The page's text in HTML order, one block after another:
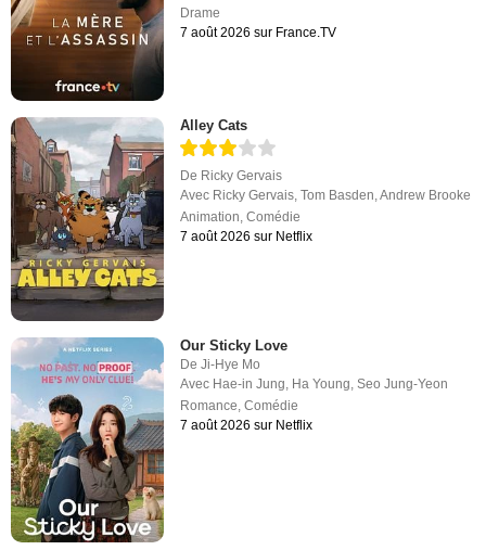
Drame
7 août 2026 sur France.TV
Alley Cats
De Ricky Gervais
Avec Ricky Gervais,Tom Basden,Andrew Brooke
Animation,Comédie
7 août 2026 sur Netflix
Our Sticky Love
DeJi-Hye Mo
Avec Hae-in Jung, Ha Young,Seo Jung-Yeon
Romance,Comédie
7 août 2026 sur Netflix